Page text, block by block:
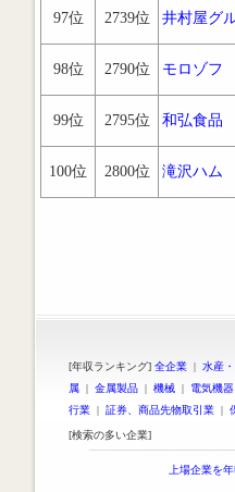
97位 2739位 井村屋グ
98位 2790位 モロゾフ
99位 2795位 和弘食品
100位 2800位 滝沢ハム
[年収ランキング] 全企業 | 水産
属 | 金属製品 | 機械 | 電気機器
行業 | 証券、商品先物取引業 |
[検索の多い企業]
上場企業を